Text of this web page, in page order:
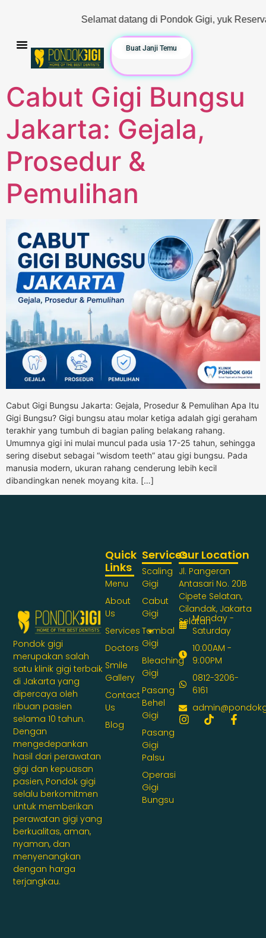
Selamat datang di Pondok Gigi, yuk Reservasi &
Buat Janji Temu
Cabut Gigi Bungsu
Jakarta: Gejala,
Prosedur &
Pemulihan
Cabut Gigi Bungsu Jakarta: Gejala, Prosedur & Pemulihan Apa Itu
Gigi Bungsu? Gigi bungsu atau molar ketiga adalah gigi geraham
terakhir yang tumbuh di bagian paling belakang rahang.
Umumnya gigi ini mulai muncul pada usia 17-25 tahun, sehingga
sering disebut sebagai “wisdom teeth” atau gigi bungsu. Pada
manusia modern, ukuran rahang cenderung lebih kecil
dibandingkan nenek moyang kita. […]
Pondok gigi
merupakan salah
satu klinik gigi terbaik
di Jakarta yang
dipercaya oleh
ribuan pasien
selama 10 tahun.
Dengan
mengedepankan
hasil dari perawatan
gigi dan kepuasan
pasien, Pondok gigi
selalu berkomitmen
untuk memberikan
perawatan gigi yang
berkualitas, aman,
nyaman, dan
menyenangkan
dengan harga
terjangkau.
Services
Scaling
Gigi
Cabut
Gigi
Tambal
Gigi
Bleaching
Gigi
Pasang
Behel
Gigi
Pasang
Gigi
Palsu
Operasi
Gigi
Bungsu
Quick
Links
Menu
About
Us
Services
Doctors
Smile
Gallery
Contact
Us
Blog
Our Location
Jl. Pangeran
Antasari No. 20B
Cipete Selatan,
Cilandak, Jakarta
Selatan
Monday -
Saturday
10:00AM -
9:00PM
0812-3206-
6161